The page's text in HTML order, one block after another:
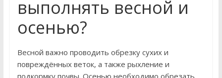
выполнять весной и
осенью?
Весной важно проводить обрезку сухих и
повреждённых веток, а также рыхление и
подкормку почвы. Осенью необходимо обрезать